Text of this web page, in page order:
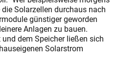
Solarzellen durchaus nach
günstiger geworden
Anlagen zu bauen.
dem Speicher ließen sich
Solarstrom